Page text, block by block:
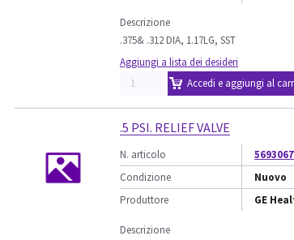
Descrizione
.375& .312 DIA, 1.17LG, SST
Aggiungi a lista dei desideri
Accedi e aggiungi al
.5 PSI. RELIEF VALVE
N. articolo
5693067
Condizione
Nuovo
Produttore
GE
Descrizione